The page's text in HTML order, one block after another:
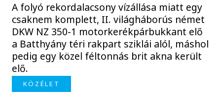
A folyó rekordalacsony vízállása miatt egy
csaknem komplett, II. világháborús német
DKW NZ 350-1 motorkerékpárbukkant elő
a Batthyány téri rakpart sziklái alól, máshol
pedig egy közel féltonnás brit akna került
elő.
KÖZÉLET